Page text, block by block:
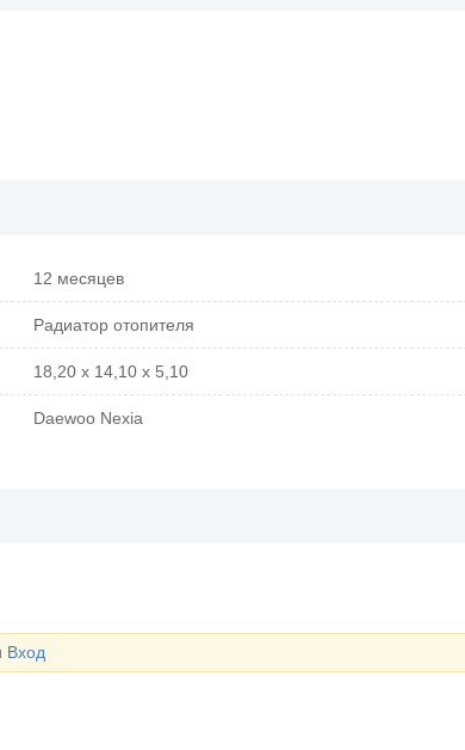
12 месяцев
Радиатор отопителя
18,20 x 14,10 x 5,10
Daewoo Nexia
Вход